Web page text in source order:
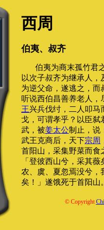
西周
伯夷、叔齐
伯夷为商末孤竹君
以次子叔齐为继承人
为逆父命，遂逃之，而
听说西伯昌善养老人，
王兴兵伐纣，二人叩马
戈，可谓孝乎？以臣弑
武，被姜太公制止，说
武王克商后，天下宗周
首阳山，采集野菜而食
「登彼西山兮，采其
农、虞、夏忽焉没兮，
矣！」遂饿死于首阳山。
© Copyright